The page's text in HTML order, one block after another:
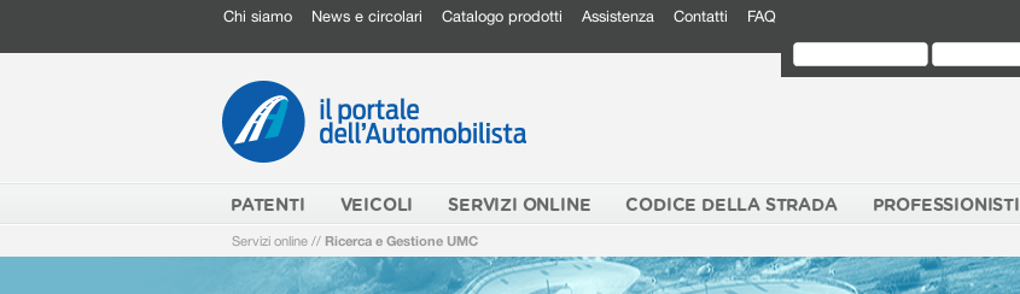
Chi siamo News e circolari Catalogo prodotti Assistenza Contatti FAQ
PATENTI VEICOLI SERVIZI ONLINE CODICE DELLA STRADA PROFESSIONISTI
Servizi online // Ricerca e Gestione UMC